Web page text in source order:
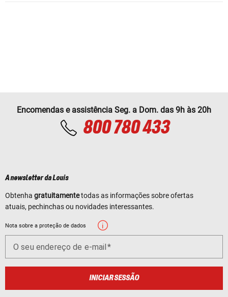
Encomendas e assistência Seg. a Dom. das 9h às 20h
800 780 433
A newsletter da Louis
Obtenha gratuitamentetodas as informações sobre ofertas
atuais, pechinchas ou novidades interessantes.
Nota sobre a proteção de dados
O seu endereço de e-mail
INICIAR SESSÃO